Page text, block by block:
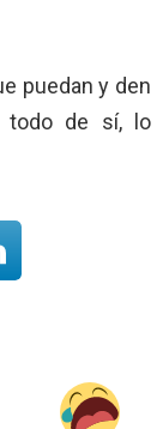
puedan y den
todo de sí, lo